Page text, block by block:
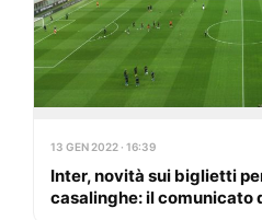
13 GEN 2022 · 16:39
Inter, novità sui biglietti
casalinghe: il comunicato